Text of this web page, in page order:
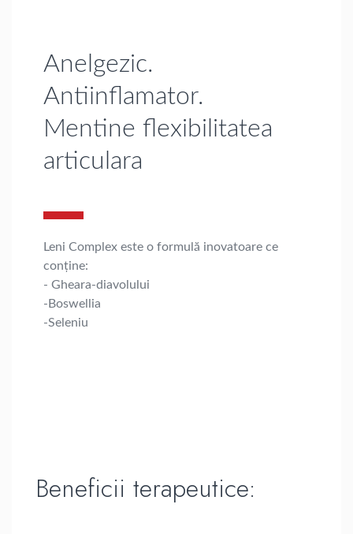
Anelgezic.
Antiinflamator.
Mentine flexibilitatea
articulara
Leni Complex este o formulă inovatoare ce
conţine:
- Gheara-diavolului
-Boswellia
-Seleniu
Beneficii terapeutice: